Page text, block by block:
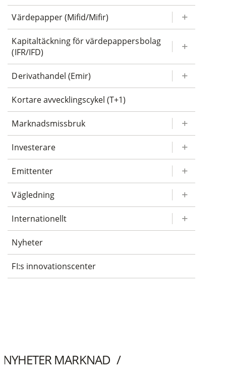
NYHETER MARKNAD
Värdepapper (Mifid/Mifir)
Kapitaltäckning för värdepappersbolag
(IFR/IFD)
Derivathandel (Emir)
Kortare avvecklingscykel (T+1)
Marknadsmissbruk
Investerare
Emittenter
Vägledning
Internationellt
Nyheter
FI:s innovationscenter